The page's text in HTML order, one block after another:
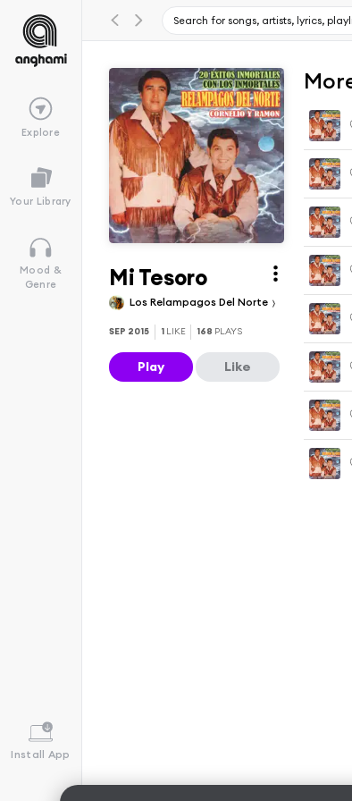
Explore
Your Library
Mood &
Genre
Install App
Mi Tesoro
Los Relampagos Del Norte
SEP 2015 1 LIKE 168 PLAYS
Play Like